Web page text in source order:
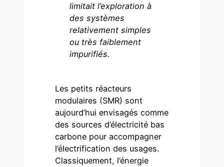
limitait l’exploration à
des systèmes
relativement simples
ou très faiblement
impurifiés.
Les petits réacteurs
modulaires (SMR) sont
aujourd’hui envisagés comme
des sources d’électricité bas
carbone pour accompagner
l’électrification des usages.
Classiquement, l’énergie